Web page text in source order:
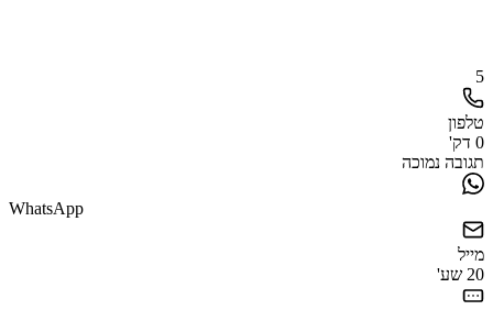
5
טלפון
0 דק'
תגובה נמוכה
WhatsApp
מייל
20 שע'